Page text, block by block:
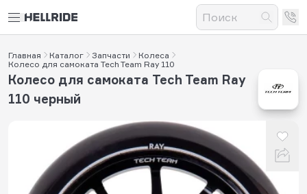
Главная Каталог Запчасти
Колеса
Колесо для самоката Tech Team Ray 110
Колесо для самоката Tech Team Ray
110 черный